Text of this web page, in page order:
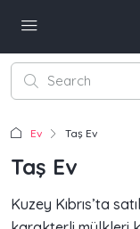
Ev Taş Ev
Taş Ev
Kuzey Kıbrıs’ta